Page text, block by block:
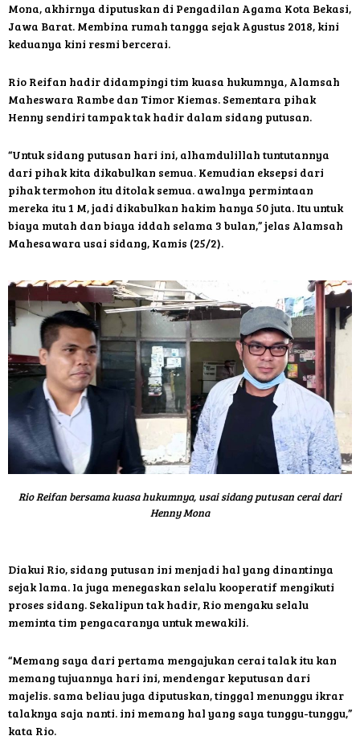
Mona, akhirnya diputuskan di Pengadilan Agama Kota Bekasi,
Jawa Barat. Membina rumah tangga sejak Agustus 2018, kini
keduanya kini resmi bercerai.
Rio Reifan hadir didampingi tim kuasa hukumnya, Alamsah
Maheswara Rambe dan Timor Kiemas. Sementara pihak
Henny sendiri tampak tak hadir dalam sidang putusan.
“Untuk sidang putusan hari ini, alhamdulillah tuntutannya
dari pihak kita dikabulkan semua. Kemudian eksepsi dari
pihak termohon itu ditolak semua. awalnya permintaan
mereka itu 1 M, jadi dikabulkan hakim hanya 50 juta. Itu untuk
biaya mutah dan biaya iddah selama 3 bulan,” jelas Alamsah
Mahesawara usai sidang, Kamis (25/2).
Rio Reifan bersama kuasa hukumnya, usai sidang putusan cerai dari
Henny Mona
Diakui Rio, sidang putusan ini menjadi hal yang dinantinya
sejak lama. Ia juga menegaskan selalu kooperatif mengikuti
proses sidang. Sekalipun tak hadir, Rio mengaku selalu
meminta tim pengacaranya untuk mewakili.
“Memang saya dari pertama mengajukan cerai talak itu kan
memang tujuannya hari ini, mendengar keputusan dari
majelis. sama beliau juga diputuskan, tinggal menunggu ikrar
talaknya saja nanti. ini memang hal yang saya tunggu-tunggu,”
kata Rio.